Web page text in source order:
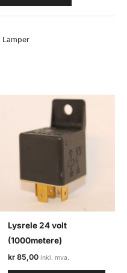
Lamper
Lysrele 24 volt
(1000metere)
kr 85,00